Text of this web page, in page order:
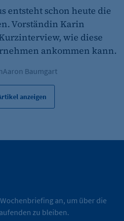
entsteht schon heute die
Vorständin Karin
wie diese
ankommen kann.
Aaron Baumgart
anzeigen
an, um über die
zu bleiben.